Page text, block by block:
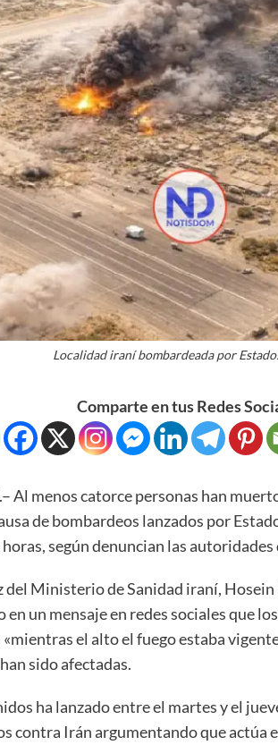
Localidad iraní bombardeada por
Comparte en tus Redes
Al menos catorce personas han
de bombardeos lanzados por
según denuncian las autoridades
del Ministerio de Sanidad iraní, Hosein
en un mensaje en redes sociales que
el alto el fuego estaba
sido afectadas.
ha lanzado entre el martes y el
contra Irán argumentando que actúa